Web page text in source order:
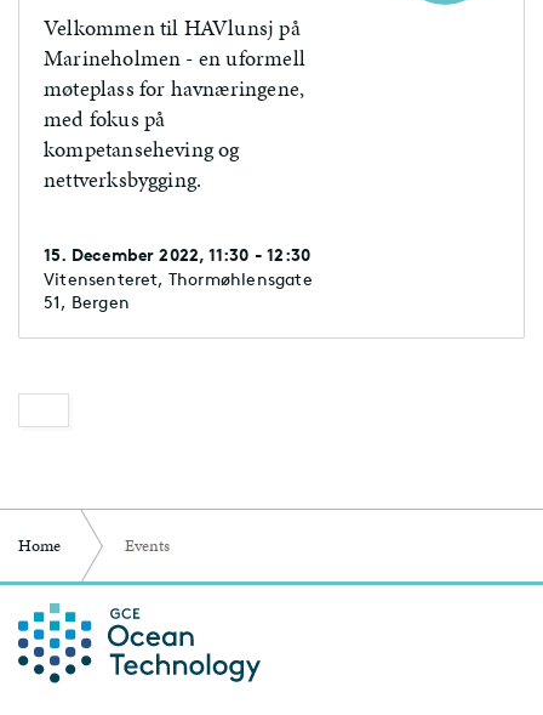
Velkommen til HAVlunsj på
Marineholmen - en uformell
møteplass for havnæringene,
med fokus på
kompetanseheving og
nettverksbygging.
15. December 2022, 11:30 - 12:30
Vitensenteret, Thormøhlensgate
51, Bergen
Home Events